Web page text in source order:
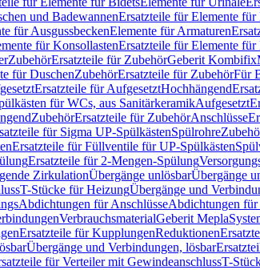
und BadewannenErsatzteile für Elemente
für AusgussbeckenElemente für Armaturen
für KonsollastenErsatzteile für Elemente für
ZubehörErsatzteile für ZubehörGeberit Kombifix
für DuschenZubehörErsatzteile für ZubehörFür
Ersatzteile für AufgesetztHochhängend
für WCs, aus SanitärkeramikAufgesetzt
ZubehörErsatzteile für ZubehörAnschlüsse
für Sigma UP-SpülkästenSpülrohre
Ersatzteile für Füllventile für UP-Spülkästen
Ersatzteile für 2-Mengen-Spülung
ZirkulationÜbergänge unlösbarÜbergänge
T-Stücke für HeizungÜbergänge und
Abdichtungen für AnschlüsseAbdichtungen
VerbrauchsmaterialGeberit Mepla
Ersatzteile für KupplungenReduktionen
Übergänge und Verbindungen, lösbar
für Verteiler mit GewindeanschlussT-